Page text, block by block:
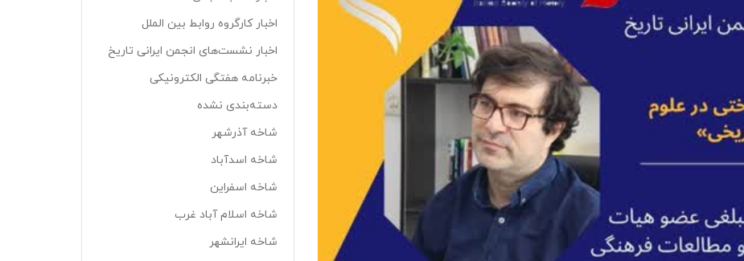
اخبار کارگروه روابط بین الملل
اخبار نشست‌های انجمن ایرانی تاریخ
خبرنامه هفتگی الکترونیکی
دسته‌بندی نشده
شاخه آذرشهر
شاخه اسدآباد
شاخه اسفراین
شاخه اسلام آباد غرب
شاخه ایرانشهر